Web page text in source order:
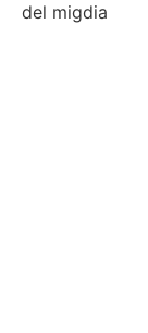
del migdia